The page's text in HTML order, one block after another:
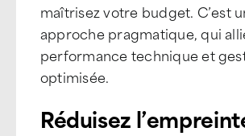
maîtrisez votre budget. C’est
approche pragmatique, qui
performance technique et
optimisée.
Réduisez